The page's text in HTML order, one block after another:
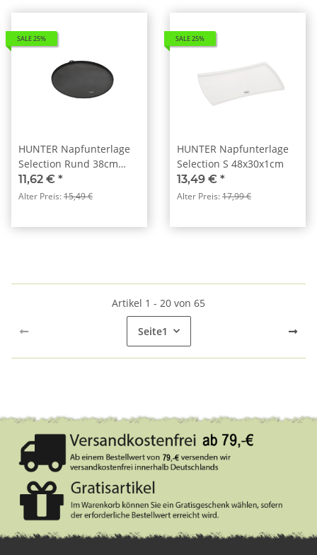
SALE 25%
HUNTER Napfunterlage
Selection Rund 38cm
anthrazit
11,62 € *
Alter Preis:15,49 €
SALE 25%
HUNTER Napfunterlage
Selection S 48x30x1cm
13,49 € *
Alter Preis:17,99 €
Artikel 1 - 20 von 65
Seite1